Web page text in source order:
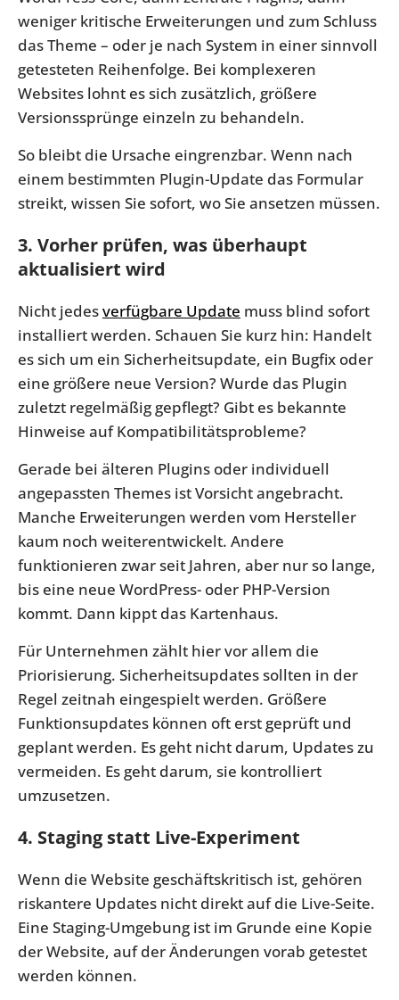
weniger kritische Erweiterungen und zum Schluss
das Theme – oder je nach System in einer sinnvoll
getesteten Reihenfolge. Bei komplexeren
Websites lohnt es sich zusätzlich, größere
Versionssprünge einzeln zu behandeln.
So bleibt die Ursache eingrenzbar. Wenn nach
einem bestimmten Plugin-Update das Formular
streikt, wissen Sie sofort, wo Sie ansetzen müssen.
3. Vorher prüfen, was überhaupt
aktualisiert wird
Nicht jedesverfügbare Update muss blind sofort
installiert werden. Schauen Sie kurz hin: Handelt
es sich um ein Sicherheitsupdate, ein Bugfix oder
eine größere neue Version? Wurde das Plugin
zuletzt regelmäßig gepflegt? Gibt es bekannte
Hinweise auf Kompatibilitätsprobleme?
Gerade bei älteren Plugins oder individuell
angepassten Themes ist Vorsicht angebracht.
Manche Erweiterungen werden vom Hersteller
kaum noch weiterentwickelt. Andere
funktionieren zwar seit Jahren, aber nur so lange,
bis eine neue WordPress- oder PHP-Version
kommt. Dann kippt das Kartenhaus.
Für Unternehmen zählt hier vor allem die
Priorisierung. Sicherheitsupdates sollten in der
Regel zeitnah eingespielt werden. Größere
Funktionsupdates können oft erst geprüft und
geplant werden. Es geht nicht darum, Updates zu
vermeiden. Es geht darum, sie kontrolliert
umzusetzen.
4. Staging statt Live-Experiment
Wenn die Website geschäftskritisch ist, gehören
riskantere Updates nicht direkt auf die Live-Seite.
Eine Staging-Umgebung ist im Grunde eine Kopie
der Website, auf der Änderungen vorab getestet
werden können.